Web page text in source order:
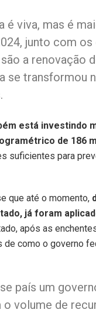
é viva, mas é
junto com
a renovação
se transformou
está investindo
de 186
suficientes para
que até o momento,
já foram
após as
de como o governo
país um
volume de